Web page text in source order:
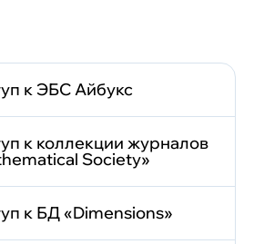
к ЭБС Айбукс
к коллекции журналов
Society»
к БД «Dimensions»